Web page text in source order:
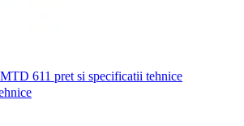
611 pret si specificatii tehnice